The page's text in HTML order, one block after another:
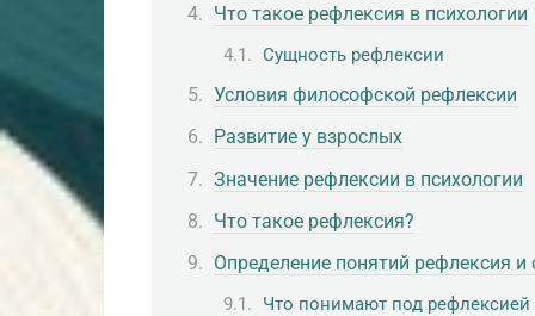
Что такое рефлексия в психологии
Сущность рефлексии
Условия философской рефлексии
Развитие у взрослых
Значение рефлексии в психологии
Что такое рефлексия?
Определение понятий рефлексия
Что понимают под рефлексией